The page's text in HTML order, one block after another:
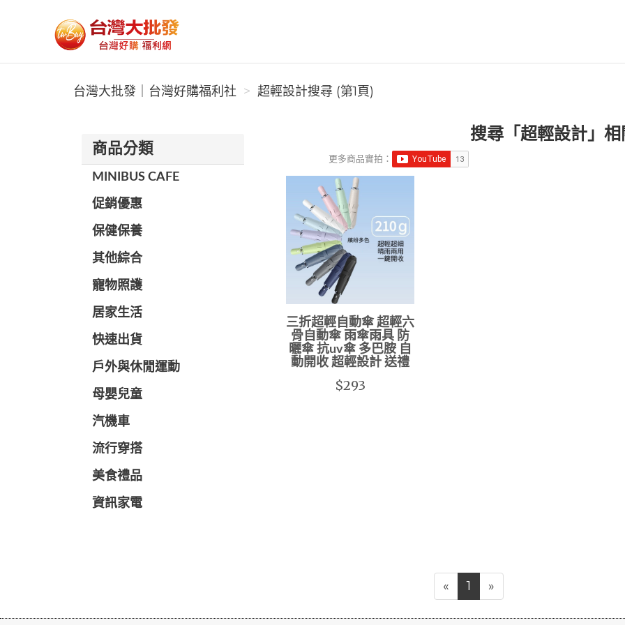
台灣大批發｜台灣好購福利社
台灣大批發｜台灣好購福利社 超輕設計搜尋 (第1頁)
商品分類
MINIBUS CAFE
促銷優惠
保健保養
其他綜合
寵物照護
居家生活
快速出貨
戶外與休閒運動
母嬰兒童
汽機車
流行穿搭
美食禮品
資訊家電
搜尋「超輕設計」相
更多商品實拍：
三折超輕自動傘 超輕六
骨自動傘 雨傘雨具 防
曬傘 抗uv傘 多巴胺 自
動開收 超輕設計 送禮
$293
« 1 »